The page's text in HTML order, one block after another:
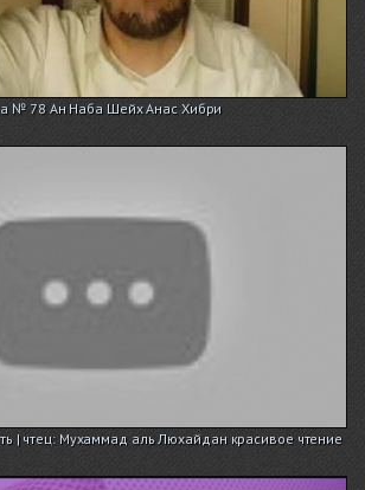
№ 78 Ан Наба Шейх Анас Хибри
| чтец: Мухаммад аль Люхайдан красивое чтение